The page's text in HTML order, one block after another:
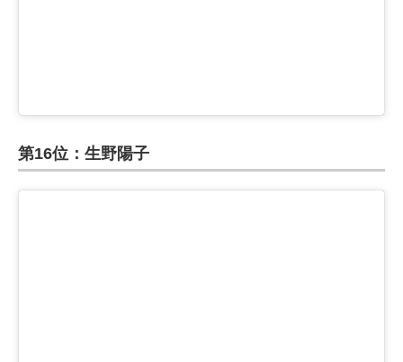
第16位：生野陽子